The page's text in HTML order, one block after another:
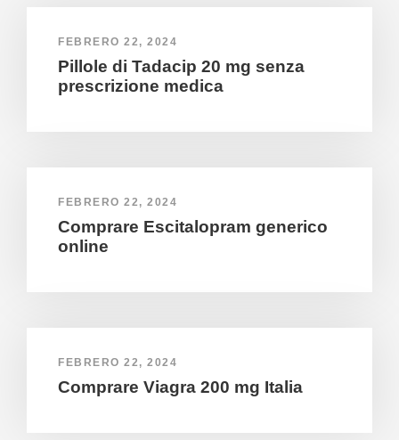
FEBRERO 22, 2024
Pillole di Tadacip 20 mg senza
prescrizione medica
FEBRERO 22, 2024
Comprare Escitalopram generico
online
FEBRERO 22, 2024
Comprare Viagra 200 mg Italia